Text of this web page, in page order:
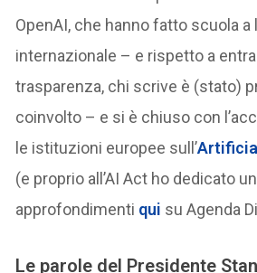
OpenAI, che hanno fatto scuola a
internazionale – e rispetto a
trasparenza, chi scrive è (stato)
coinvolto – e si è chiuso con
le istituzioni europee sull’
(e proprio all’AI Act ho dedicato
approfondimenti qui su Agenda
Le parole del Presidente